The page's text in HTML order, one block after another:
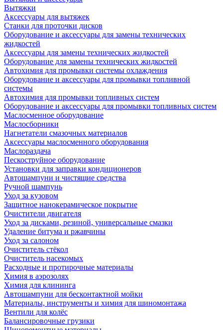
Вытяжки
Аксессуары для вытяжек
Станки для проточки дисков
Оборудование и аксессуары для замены технических
жидкостей
Аксессуары для замены технических жидкостей
Оборудование для замены технических жидкостей
Автохимия для промывки системы охлаждения
Оборудование и аксессуары для промывки топливной
системы
Автохимия для промывки топливных систем
Оборудование и аксессуары для промывки топливных систем
Маслосменное оборудование
Маслосборники
Нагнетатели смазочных материалов
Аксессуары маслосменного оборудования
Маслораздача
Пескоструйное оборудование
Установки для заправки кондиционеров
Автошампуни и чистящие средства
Ручной шампунь
Уход за кузовом
Защитное нанокерамическое покрытие
Очистители двигателя
Уход за дисками, резиной, универсальные смазки
Удаление битума и ржавчины
Уход за салоном
Очиститель стёкол
Очиститель насекомых
Расходные и протирочные материалы
Химия в аэрозолях
Химия для клининга
Автошампуни для бесконтактной мойки
Материалы, инструменты и химия для шиномонтажа
Вентили для колёс
Балансировочные грузики